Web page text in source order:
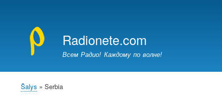
paskyros
meniu
Radionete.com
Всем Радио! Каждому по волне!
Kelias
Šalys Serbia